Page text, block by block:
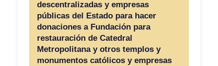
descentralizadas y empresas
públicas del Estado para hacer
donaciones a Fundación para
restauración de Catedral
Metropolitana y otros templos y
monumentos católicos y empresas